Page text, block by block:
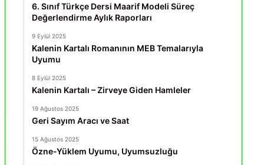
6. Sınıf Türkçe Dersi Maarif Modeli Süreç
Değerlendirme Aylık Raporları
9 Eylül 2025
Kalenin Kartalı Romanının MEB Temalarıyla
Uyumu
8 Eylül 2025
Kalenin Kartalı – Zirveye Giden Hamleler
19 Ağustos 2025
Geri Sayım Aracı ve Saat
15 Ağustos 2025
Özne-Yüklem Uyumu, Uyumsuzluğu